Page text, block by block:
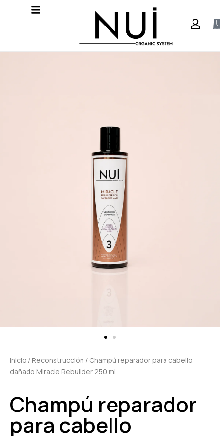
Inicio / Reconstrucción / Champú reparador para cabello
dañado Miracle Rebuilder 250 ml
Champú reparador
para cabello